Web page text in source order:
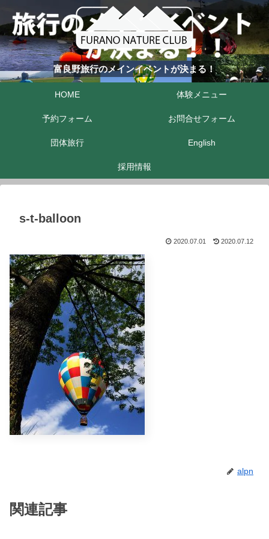
富良野旅行のメインイベントが決まる！
HOME 体験メニュー
予約フォーム お問合せフォーム
団体旅行 English
採用情報
s-t-balloon
2020.07.01 2020.07.12
alpn
関連記事